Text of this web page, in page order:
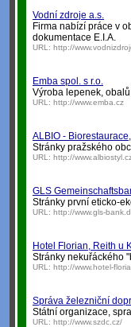
Vodní zdroje a.s.
Firma nabízí práce v
dokumentace E.I.A.
URL: http://
Emba spol. s r.o.
Výroba lepenek,
URL: http://www.emba.cz
ALBIO -
Stránky pražského
URL: http://
GLS
Stránky první eticko-
URL: http://www.gls-
Hotel Florian, Reith u
Stránky nekuřáckého
URL: http://www.hotel-
Správa železniční
Státní organizace,
URL: http://www.szdc.cz/